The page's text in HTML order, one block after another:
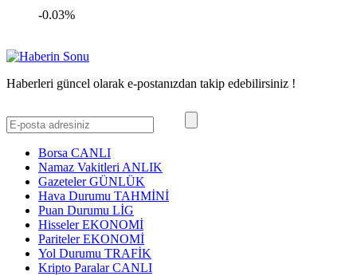
-0.03%
Haberleri güncel olarak e-postanızdan takip edebilirsiniz !
Borsa CANLI
Namaz VakitleriANLIK
GazetelerGÜNLÜK
Hava Durumu TAHMİNİ
Puan Durumu LİG
HisselerEKONOMİ
ParitelerEKONOMİ
Yol Durumu TRAFİK
Kripto ParalarCANLI